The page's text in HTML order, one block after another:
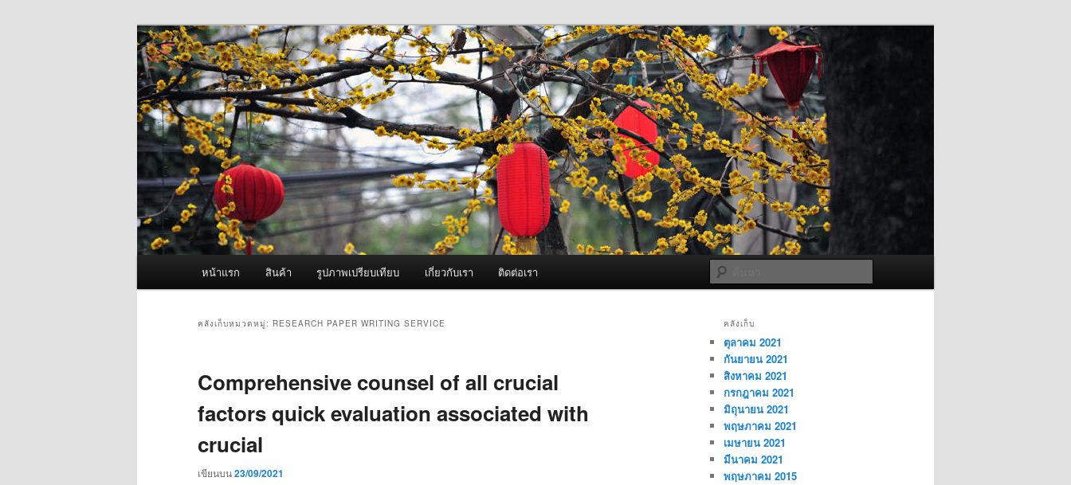
ผู้นำเข้าเครื่องพ่นหมอกควัน Best Fogger /
Fogger One และ อะไหล่
จำหน่ายเครื่องพ่นหมอกควัน คุณภาพดี บริการด้วยความจริงใจ
หน้าแรก สินค้า รูปภาพเปรียบเทียบ เกี่ยวกับเรา ติดต่อเรา
คลังเก็บหมวดหมู่: RESEARCH PAPER WRITING SERVICE
Comprehensive counsel of all crucial
factors quick evaluation associated with
crucial
เขียนบน23/09/2021
คลังเก็บ
ตุลาคม 2021
กันยายน 2021
สิงหาคม 2021
กรกฎาคม 2021
มิถุนายน 2021
พฤษภาคม 2021
เมษายน 2021
มีนาคม 2021
พฤษภาคม 2015